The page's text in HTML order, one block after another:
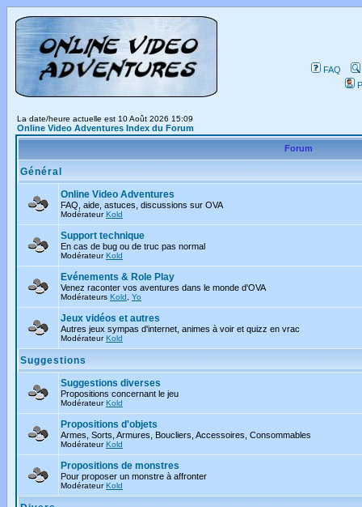
FAQ
La date/heure actuelle est 10 Août 2026 15:09
Online Video Adventures Index du Forum
Forum
Général
Online Video Adventures
FAQ, aide, astuces, discussions sur OVA
ModérateurKold
Support technique
En cas de bug ou de truc pas normal
ModérateurKold
Evénements & Role Play
Venez raconter vos aventures dans le monde d'OVA
Modérateurs Kold Yo
Jeux vidéos et autres
Autres jeux sympas d'internet, animes à voir et quizz en vrac
ModérateurKold
Suggestions
Suggestions diverses
Propositions concernant le jeu
ModérateurKold
Propositions d'objets
Armes, Sorts, Armures, Boucliers, Accessoires, Consommables
ModérateurKold
Propositions de monstres
Pour proposer un monstre à affronter
ModérateurKold